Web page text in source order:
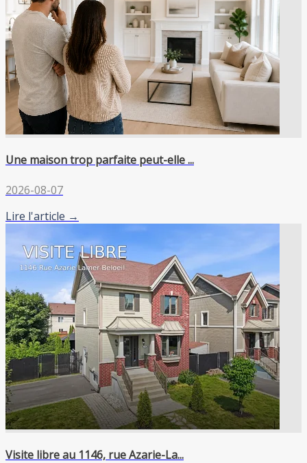
Une maison trop parfaite peut-elle ...
2026-08-07
Lire l'article →
Visite libre au 1146, rue Azarie-La...